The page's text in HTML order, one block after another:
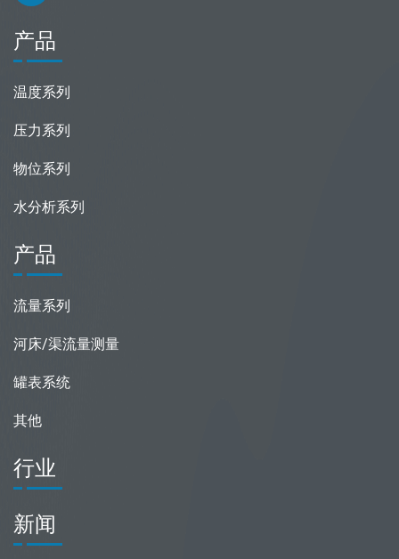
产品
温度系列
压力系列
物位系列
水分析系列
产品
流量系列
河床/渠流量测量
罐表系统
其他
行业
新闻